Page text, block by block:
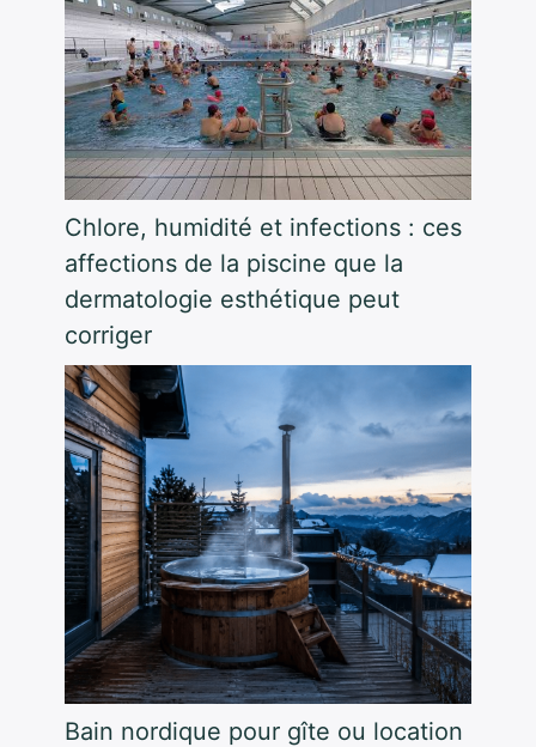
Chlore, humidité et infections : ces
affections de la piscine que la
dermatologie esthétique peut
corriger
Bain nordique pour gîte ou location